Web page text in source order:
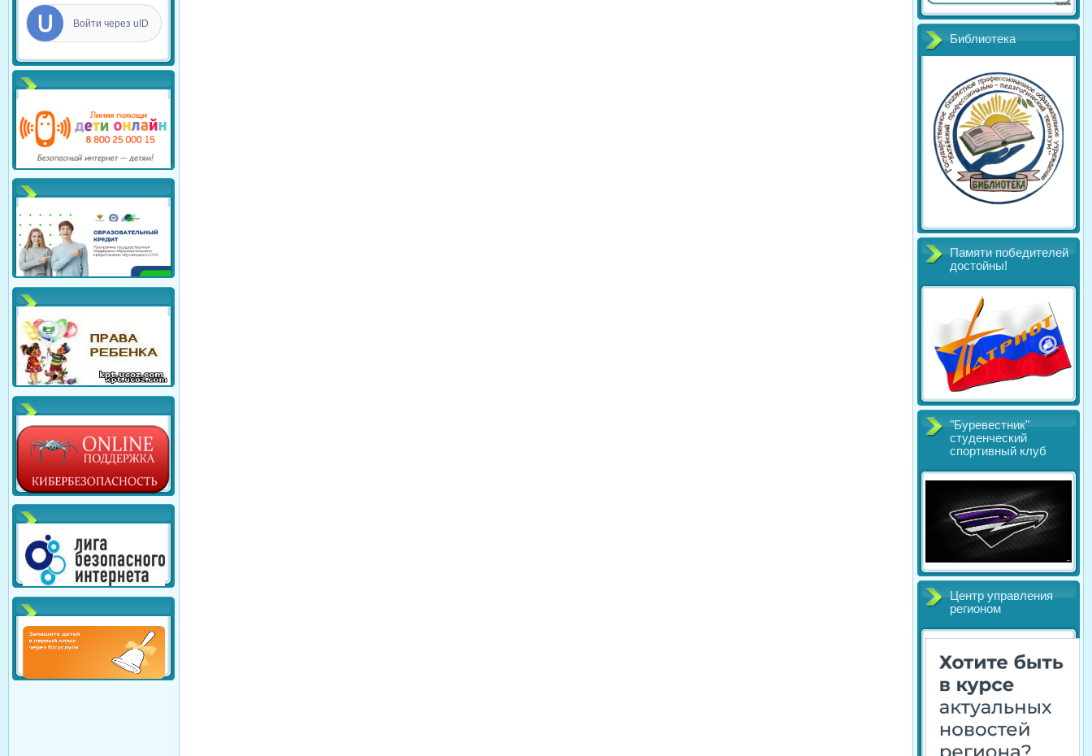
Войти через uID
Библиотека
Памяти победителей
достойны!
"Буревестник"
студенческий
спортивный клуб
Центр управления
регионом